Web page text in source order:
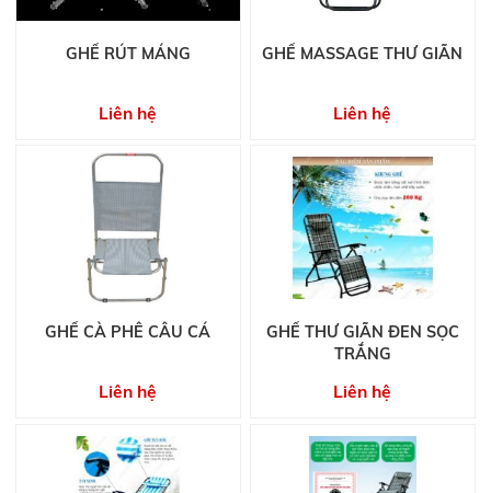
GHẾ RÚT MÁNG
Liên hệ
GHẾ MASSAGE THƯ GIÃN
Liên hệ
GHẾ CÀ PHÊ CÂU CÁ
Liên hệ
GHẾ THƯ GIÃN ĐEN SỌC
TRẮNG
Liên hệ